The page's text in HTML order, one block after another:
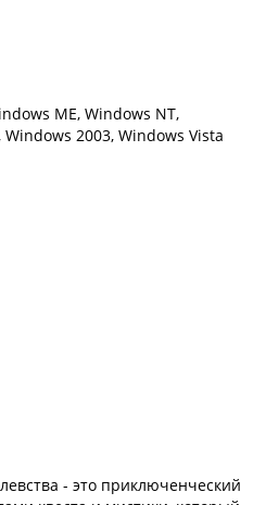
ME, Windows NT,
2003, Windows Vista
- это приключенческий